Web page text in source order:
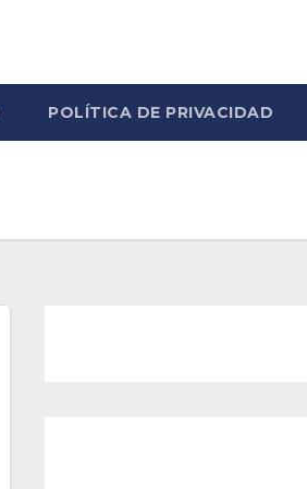
POLÍTICA DE PRIVACIDAD